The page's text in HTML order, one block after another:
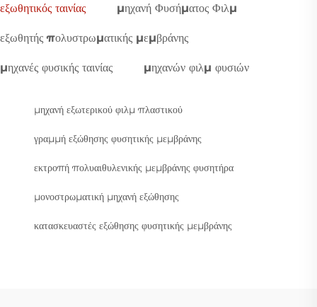
εξωθητικός ταινίας μηχανή Φυσήματος Φιλμ
εξωθητής πολυστρωματικής μεμβράνης
μηχανές φυσικής ταινίας μηχανών φιλμ φυσιών
μηχανή εξωτερικού φιλμ πλαστικού
γραμμή εξώθησης φυσητικής μεμβράνης
εκτροπή πολυαιθυλενικής μεμβράνης φυσητήρα
μονοστρωματική μηχανή εξώθησης
κατασκευαστές εξώθησης φυσητικής μεμβράνης